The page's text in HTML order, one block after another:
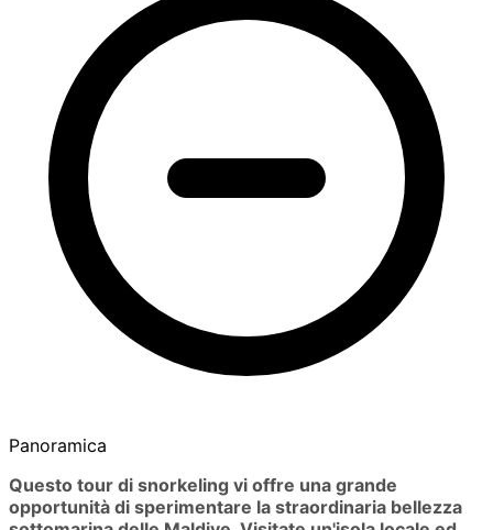
Panoramica
Questo tour di snorkeling vi offre una grande
opportunità di sperimentare la straordinaria bellezza